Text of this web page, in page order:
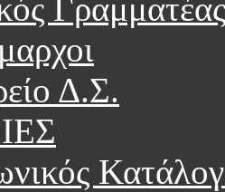
Γραμματέας
Δ.Σ.